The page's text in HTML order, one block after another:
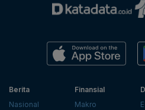
Berita
Nasional
Finansial
Makro